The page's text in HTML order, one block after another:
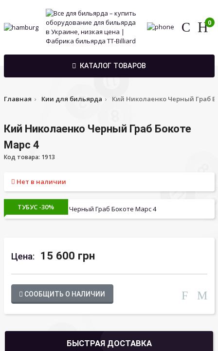
0
КАТАЛОГ ТОВАРОВ
Главная Кии для бильярда Кий Николаенко Черный Граб
Кий Николаенко Черный Граб Бокоте
Марс 4
Код товара: 1913
Нет в наличии
ТУБУС -30%
Цена: 15 600 грн
СООБЩИТЬ О НАЛИЧИИ
БЫСТРАЯ ДОСТАВКА